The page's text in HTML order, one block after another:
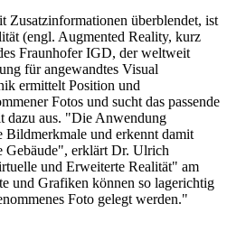
Zusatzinformationen überblendet, ist
(engl. Augmented Reality, kurz
Fraunhofer IGD, der weltweit
für angewandtes Visual
ermittelt Position und
Fotos und sucht das passende
dazu aus. "Die Anwendung
Bildmerkmale und erkennt damit
Gebäude", erklärt Dr. Ulrich
und Erweiterte Realität" am
und Grafiken können so lagerichtig
Foto gelegt werden."